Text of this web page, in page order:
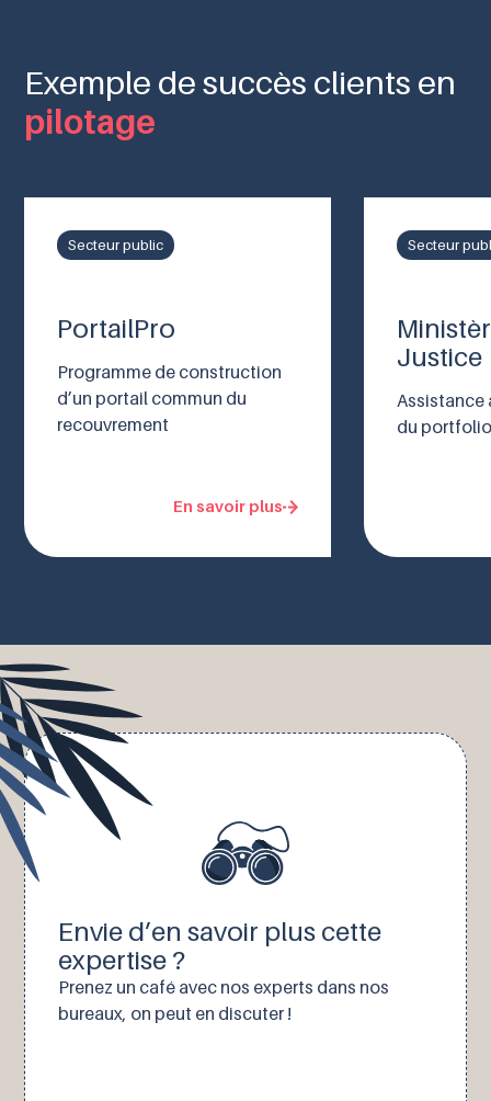
Exemple de succès clients en
pilotage
Secteur public
PortailPro
Programme de construction
d’un portail commun du
recouvrement
En savoir plus
Secteur
Justice
Assistance
du
Envie d’en savoir plus cette
expertise ?
Prenez un café avec nos experts dans nos
bureaux, on peut en discuter !